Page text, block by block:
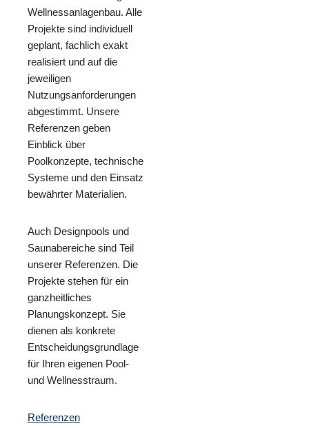
Wellnessanlagenbau. Alle
Projekte sind individuell
geplant, fachlich exakt
realisiert und auf die
jeweiligen
Nutzungsanforderungen
abgestimmt. Unsere
Referenzen geben
Einblick über
Poolkonzepte, technische
Systeme und den Einsatz
bewährter Materialien.
Auch Designpools und
Saunabereiche sind Teil
unserer Referenzen. Die
Projekte stehen für ein
ganzheitliches
Planungskonzept. Sie
dienen als konkrete
Entscheidungsgrundlage
für Ihren eigenen Pool-
und Wellnesstraum.
Referenzen